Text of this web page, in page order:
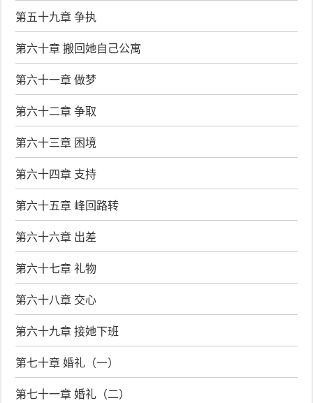
第五十九章 争执
第六十章 搬回她自己公寓
第六十一章 做梦
第六十二章 争取
第六十三章 困境
第六十四章 支持
第六十五章 峰回路转
第六十六章 出差
第六十七章 礼物
第六十八章 交心
第六十九章 接她下班
第七十章 婚礼（一）
第七十一章 婚礼（二）